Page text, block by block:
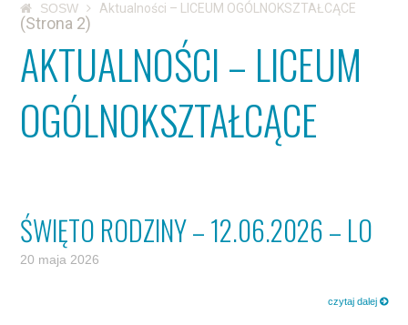
SOSW Aktualności – LICEUM OGÓLNOKSZTAŁCĄCE
(Strona 2)
AKTUALNOŚCI – LICEUM
OGÓLNOKSZTAŁCĄCE
ŚWIĘTO RODZINY – 12.06.2026 – LO
20 maja 2026
czytaj dalej